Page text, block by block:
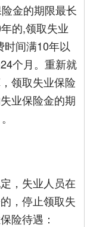
金的期限最长
的,领取失业
间满10年以
个月。重新就
领取失业保险
业保险金的期
，失业人员在
，停止领取失
险待遇：